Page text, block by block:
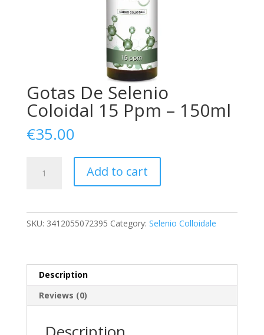
Gotas De Selenio
Coloidal 15 Ppm – 150ml
€35.00
quantity
Add to cart
SKU: 3412055072395 Category: Selenio Colloidale
Description
Reviews (0)